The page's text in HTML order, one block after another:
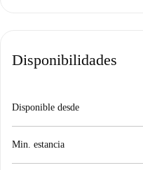
Disponibilidades
Disponible desde
Min. estancia